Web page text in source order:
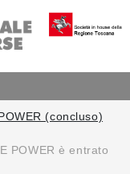
(concluso)
POWER è entrato